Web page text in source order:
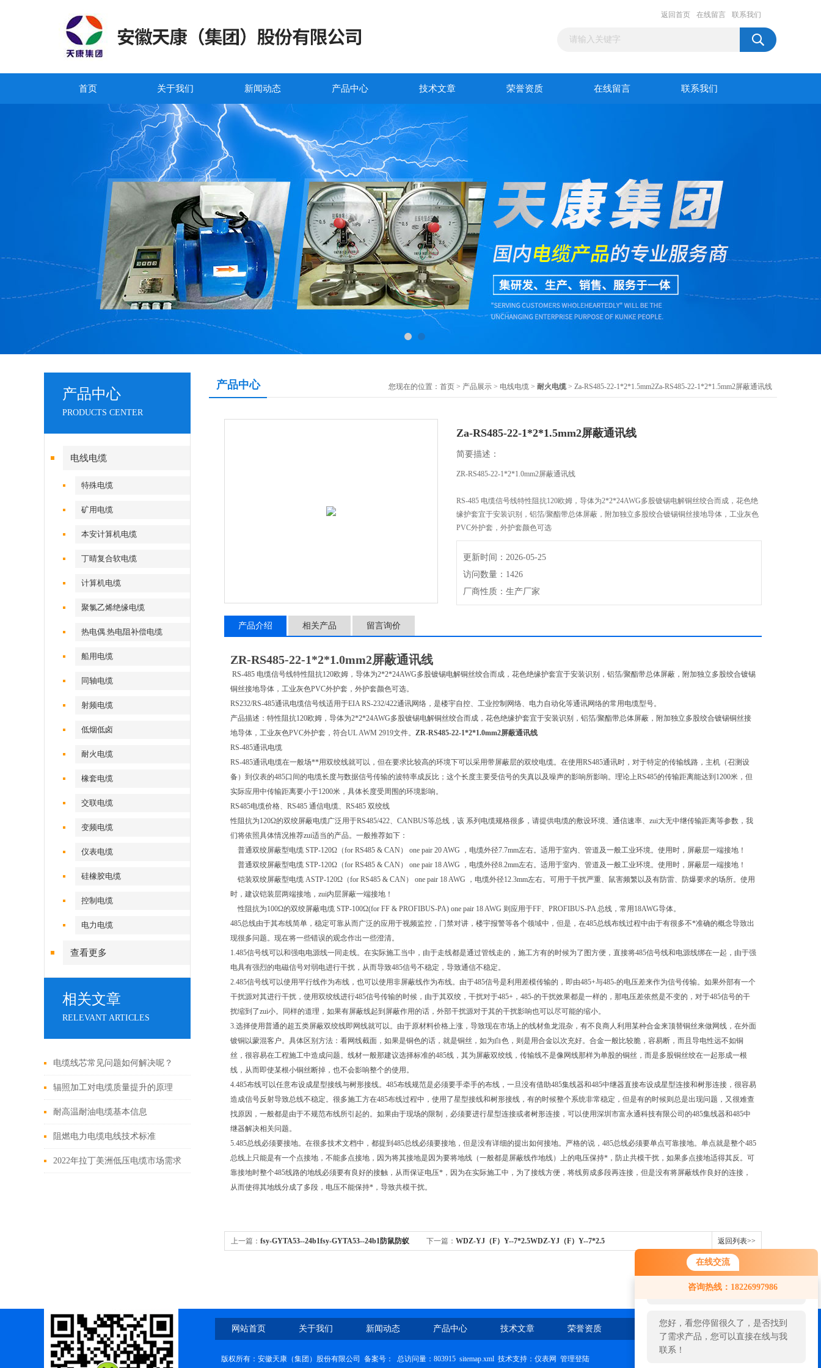
在线交流
咨询热线：18226997986
您好！欢迎前来咨询，很高兴为您
服务，请问您要咨询什么问题呢？
您好，看您停留很久了，是否找到
了需求产品，您可以直接在线与我
联系！
返回首页 在线留言 联系我们
首页 关于我们 新闻动态 产品中心 技术文章 荣誉资质 在线留言 联系我们
产品中心
PRODUCTS CENTER
电线电缆
特殊电缆
矿用电缆
本安计算机电缆
丁晴复合软电缆
计算机电缆
聚氯乙烯绝缘电缆
热电偶.热电阻补偿电缆
船用电缆
同轴电缆
射频电缆
低烟低卤
耐火电缆
橡套电缆
交联电缆
变频电缆
仪表电缆
硅橡胶电缆
控制电缆
电力电缆
查看更多
相关文章
RELEVANT ARTICLES
电缆线芯常见问题如何解决呢？
辐照加工对电缆质量提升的原理
耐高温耐油电缆基本信息
阻燃电力电缆电线技术标准
2022年拉丁美洲低压电缆市场需求
产品中心 您现在的位置： 首页 > 产品展示 > 电线电缆 > 耐火电缆 > Za-RS485-22-1*2*1.5mm2Za-RS485-22-1*2*1.5mm2屏蔽通讯线
Za-RS485-22-1*2*1.5mm2屏蔽通讯线
简要描述：
ZR-RS485-22-1*2*1.0mm2屏蔽通讯线
RS-485 电缆信号线特性阻抗120欧姆，导体为2*2*24AWG多股镀锡电解铜丝绞合而成，花色绝
缘护套宜于安装识别，铝箔/聚酯带总体屏蔽，附加独立多股绞合镀锡铜丝接地导体，工业灰色
PVC外护套，外护套颜色可选
更新时间：2026-05-25
访问数量：1426
厂商性质：生产厂家
产品介绍 相关产品 留言询价
ZR-RS485-22-1*2*1.0mm2屏蔽通讯线
RS-485 电缆信号线特性阻抗120欧姆，导体为2*2*24AWG多股镀锡电解铜丝绞合而成，花色绝缘护套宜于安装识别，铝箔/聚酯带总体屏蔽，附加独立多股绞合镀锡
铜丝接地导体，工业灰色PVC外护套，外护套颜色可选。
RS232/RS-485通讯电缆信号线适用于EIA RS-232/422通讯网络，是楼宇自控、工业控制网络、电力自动化等通讯网络的常用电缆型号。
产品描述：特性阻抗120欧姆，导体为2*2*24AWG多股镀锡电解铜丝绞合而成，花色绝缘护套宜于安装识别，铝箔/聚酯带总体屏蔽，附加独立多股绞合镀锡铜丝接
地导体，工业灰色PVC外护套，符合UL AWM 2919文件。 ZR-RS485-22-1*2*1.0mm2屏蔽通讯线
RS-485通讯电缆
RS-485通讯电缆在一般场**用双绞线就可以，但在要求比较高的环境下可以采用带屏蔽层的双绞电缆。在使用RS485通讯时，对于特定的传输线路，主机（召测设
备）到仪表的485口间的电缆长度与数据信号传输的波特率成反比；这个长度主要受信号的失真以及噪声的影响所影响。理论上RS485的传输距离能达到1200米，但
实际应用中传输距离要小于1200米，具体长度受周围的环境影响。
RS485电缆价格、RS485 通信电缆、RS485 双绞线
性阻抗为120Ω的双绞屏蔽电缆广泛用于RS485/422、CANBUS等总线，该 系列电缆规格很多，请提供电缆的敷设环境、通信速率、zui大无中继传输距离等参数，我
们将依照具体情况推荐zui适当的产品。一般推荐如下：
普通双绞屏蔽型电缆 STP-120Ω（for RS485 & CAN） one pair 20 AWG ，电缆外径7.7mm左右。适用于室内、管道及一般工业环境。使用时，屏蔽层一端接地！
普通双绞屏蔽型电缆 STP-120Ω（for RS485 & CAN） one pair 18 AWG ，电缆外径8.2mm左右。适用于室内、管道及一般工业环境。使用时，屏蔽层一端接地！
铠装双绞屏蔽型电缆 ASTP-120Ω（for RS485 & CAN） one pair 18 AWG ，电缆外径12.3mm左右。可用于干扰严重、鼠害频繁以及有防雷、防爆要求的场所。使用
时，建议铠装层两端接地，zui内层屏蔽一端接地！
性阻抗为100Ω的双绞屏蔽电缆 STP-100Ω(for FF & PROFIBUS-PA) one pair 18 AWG 则应用于FF、PROFIBUS-PA 总线，常用18AWG导体。
485总线由于其布线简单，稳定可靠从而广泛的应用于视频监控，门禁对讲，楼宇报警等各个领域中，但是，在485总线布线过程中由于有很多不*准确的概念导致出
现很多问题。现在将一些错误的观念作出一些澄清。
1.485信号线可以和强电电源线一同走线。在实际施工当中，由于走线都是通过管线走的，施工方有的时候为了图方便，直接将485信号线和电源线绑在一起，由于强
电具有强烈的电磁信号对弱电进行干扰，从而导致485信号不稳定，导致通信不稳定。
2.485信号线可以使用平行线作为布线，也可以使用非屏蔽线作为布线。由于485信号是利用差模传输的，即由485+与485-的电压差来作为信号传输。如果外部有一个
干扰源对其进行干扰，使用双绞线进行485信号传输的时候，由于其双绞，干扰对于485+，485-的干扰效果都是一样的，那电压差依然是不变的，对于485信号的干
扰缩到了zui小。同样的道理，如果有屏蔽线起到屏蔽作用的话，外部干扰源对于其的干扰影响也可以尽可能的缩小。
3.选择使用普通的超五类屏蔽双绞线即网线就可以。由于原材料价格上涨，导致现在市场上的线材鱼龙混杂，有不良商人利用某种合金来顶替铜丝来做网线，在外面
镀铜以蒙混客户。具体区别方法：看网线截面，如果是铜色的话，就是铜丝，如为白色，则是用合金以次充好。合金一般比较脆，容易断，而且导电性远不如铜
丝，很容易在工程施工中造成问题。线材一般那建议选择标准的485线，其为屏蔽双绞线，传输线不是像网线那样为单股的铜丝，而是多股铜丝绞在一起形成一根
线，从而即使某根小铜丝断掉，也不会影响整个的使用。
4.485布线可以任意布设成星型接线与树形接线。485布线规范是必须要手牵手的布线，一旦没有借助485集线器和485中继器直接布设成星型连接和树形连接，很容易
造成信号反射导致总线不稳定。很多施工方在485布线过程中，使用了星型接线和树形接线，有的时候整个系统非常稳定，但是有的时候则总是出现问题，又很难查
找原因，一般都是由于不规范布线所引起的。如果由于现场的限制，必须要进行星型连接或者树形连接，可以使用深圳市富永通科技有限公司的485集线器和485中
继器解决相关问题。
5.485总线必须要接地。在很多技术文档中，都提到485总线必须要接地，但是没有详细的提出如何接地。严格的说，485总线必须要单点可靠接地。单点就是整个485
总线上只能是有一个点接地，不能多点接地，因为将其接地是因为要将地线（一般都是屏蔽线作地线）上的电压保持*，防止共模干扰，如果多点接地适得其反。可
靠接地时整个485线路的地线必须要有良好的接触，从而保证电压*，因为在实际施工中，为了接线方便，将线剪成多段再连接，但是没有将屏蔽线作良好的连接，
从而使得其地线分成了多段，电压不能保持*，导致共模干扰。
上一篇： fsy-GYTA53--24b1fsy-GYTA53--24b1防鼠防蚁 下一篇： WDZ-YJ（F）Y--7*2.5WDZ-YJ（F）Y--7*2.5 返回列表>>
网站首页 关于我们 新闻动态 产品中心 技术文章 荣誉资质 在线留言 联系我们
版权所有：安徽天康（集团）股份有限公司 备案号： 总访问量：803915 sitemap.xml 技术支持： 仪表网 管理登陆